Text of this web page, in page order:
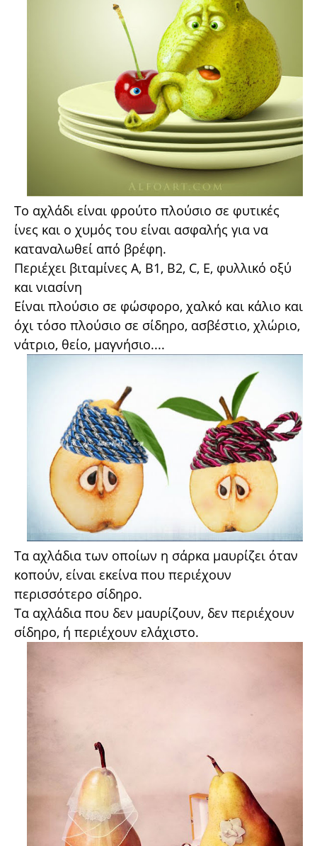
Το αχλάδι είναι φρούτο πλούσιο σε φυτικές
ίνες και ο χυμός του είναι ασφαλής για να
καταναλωθεί από βρέφη.
Περιέχει βιταμίνες Α, B1, B2, C, E, φυλλικό οξύ
και νιασίνη
Είναι πλούσιο σε φώσφορο, χαλκό και κάλιο και
όχι τόσο πλούσιο σε σίδηρο, ασβέστιο, χλώριο,
νάτριο, θείο, μαγνήσιο....
Τα αχλάδια των οποίων η σάρκα μαυρίζει όταν
κοπούν, είναι εκείνα που περιέχουν
περισσότερο σίδηρο.
Τα αχλάδια που δεν μαυρίζουν, δεν περιέχουν
σίδηρο, ή περιέχουν ελάχιστο.